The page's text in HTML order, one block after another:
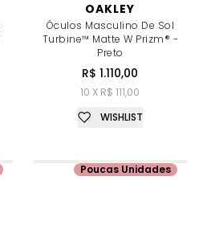
OAKLEY
Óculos Masculino De Sol
Turbine™ Matte W Prizm® -
Preto
R$ 1.110,00
10 X R$ 111,00
WISHLIST
Poucas Unidades